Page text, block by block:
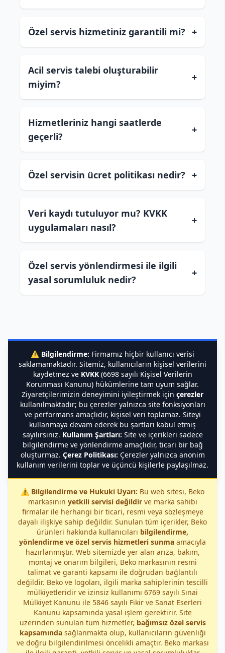
Özel servis hizmetiniz garantili mi? +
Acil servis talebi oluşturabilir
miyim?
+
Hizmetleriniz hangi saatlerde
geçerli?
+
Özel servisin ücret politikası nedir? +
Veri kaydı tutuluyor mu? KVKK
uygulamaları nasıl?
+
Özel servis yönlendirmesi ile ilgili
yasal sorumluluk nedir?
+
⚠️ Bilgilendirme: Firmamız hiçbir kullanıcı verisi
saklamamaktadır. Sitemiz, kullanıcıların kişisel verilerini
kaydetmez ve KVKK(6698 sayılı Kişisel Verilerin
Korunması Kanunu) hükümlerine tam uyum sağlar.
Ziyaretçilerimizin deneyimini iyileştirmek için çerezler
kullanılmaktadır; bu çerezler yalnızca site fonksiyonları
ve performans amaçlıdır, kişisel veri toplamaz. Siteyi
kullanmaya devam ederek bu şartları kabul etmiş
sayılırsınız. Kullanım Şartları: Site ve içerikleri sadece
bilgilendirme ve yönlendirme amaçlıdır, ticari bir bağ
oluşturmaz. Çerez Politikası: Çerezler yalnızca anonim
kullanım verilerini toplar ve üçüncü kişilerle paylaşılmaz.
⚠️ Bilgilendirme ve Hukuki Uyarı: Bu web sitesi, Beko
markasının yetkili servisi değildirve marka sahibi
firmalar ile herhangi bir ticari, resmi veya sözleşmeye
dayalı ilişkiye sahip değildir. Sunulan tüm içerikler, Beko
ürünleri hakkında kullanıcıları bilgilendirme,
yönlendirme ve özel servis hizmetleri sunma amacıyla
hazırlanmıştır. Web sitemizde yer alan arıza, bakım,
montaj ve onarım bilgileri, Beko markasının resmi
talimat ve garanti kapsamı ile doğrudan bağlantılı
değildir. Beko ve logoları, ilgili marka sahiplerinin tescilli
mülkiyetleridir ve izinsiz kullanımı 6769 sayılı Sınai
Mülkiyet Kanunu ile 5846 sayılı Fikir ve Sanat Eserleri
Kanunu kapsamında yasal işlem gerektirir. Site
üzerinden sunulan tüm hizmetler, bağımsız özel servis
kapsamındasağlanmakta olup, kullanıcıların güvenliği
ve doğru bilgilendirilmesi öncelikli amaçtır. Beko markası